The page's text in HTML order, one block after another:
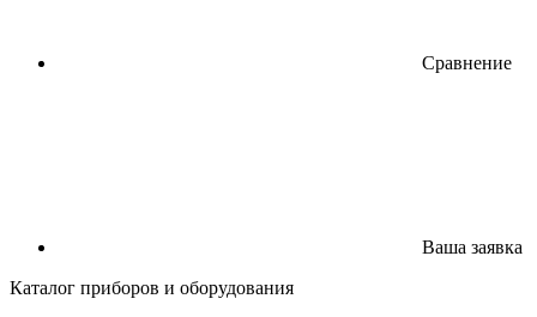
Сравнение
Ваша заявка
Каталог приборов и оборудования